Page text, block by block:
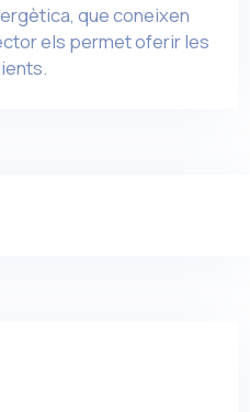
que coneixen
els permet oferir les